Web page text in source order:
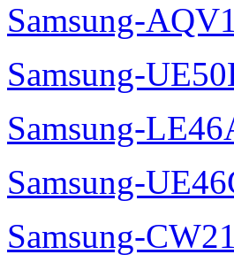
Samsung-
Samsung-
Samsung-
Samsung-
Samsung-